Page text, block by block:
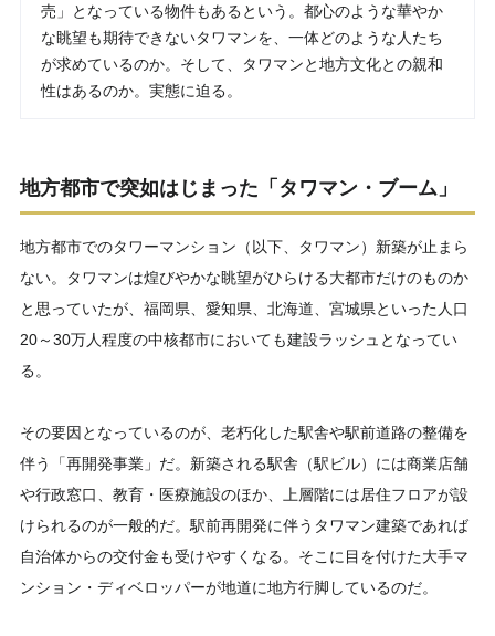
売」となっている物件もあるという。都心のような華やか
な眺望も期待できないタワマンを、一体どのような人たち
が求めているのか。そして、タワマンと地方文化との親和
性はあるのか。実態に迫る。
地方都市で突如はじまった「タワマン・ブーム」
地方都市でのタワーマンション（以下、タワマン）新築が止まら
ない。タワマンは煌びやかな眺望がひらける大都市だけのものか
と思っていたが、福岡県、愛知県、北海道、宮城県といった人口
20～30万人程度の中核都市においても建設ラッシュとなってい
る。
その要因となっているのが、老朽化した駅舎や駅前道路の整備を
伴う「再開発事業」だ。新築される駅舎（駅ビル）には商業店舗
や行政窓口、教育・医療施設のほか、上層階には居住フロアが設
けられるのが一般的だ。駅前再開発に伴うタワマン建築であれば
自治体からの交付金も受けやすくなる。そこに目を付けた大手マ
ンション・ディベロッパーが地道に地方行脚しているのだ。